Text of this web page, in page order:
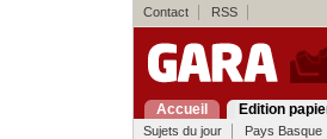
Contact RSS
Accueil Edition
Sujets du jour Pays Basque